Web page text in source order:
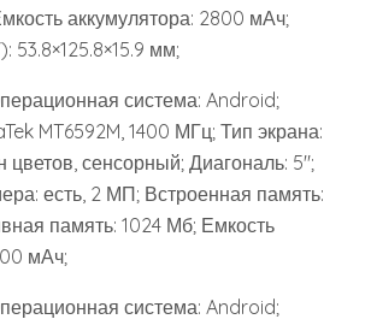
аккумулятора: 2800 мАч;
мм;
система: Android;
MT6592M, 1400 МГц; Тип экрана:
цветов, сенсорный; Диагональ: 5″;
есть, 2 МП; Встроенная память:
память: 1024 Мб; Емкость
мАч;
система: Android;